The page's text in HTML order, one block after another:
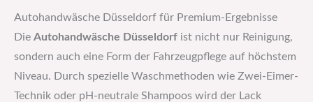
Autohandwäsche Düsseldorf für Premium-Ergebnisse
Die Autohandwäsche Düsseldorf ist nicht nur Reinigung,
sondern auch eine Form der Fahrzeugpflege auf höchstem
Niveau. Durch spezielle Waschmethoden wie Zwei-Eimer-
Technik oder pH-neutrale Shampoos wird der Lack